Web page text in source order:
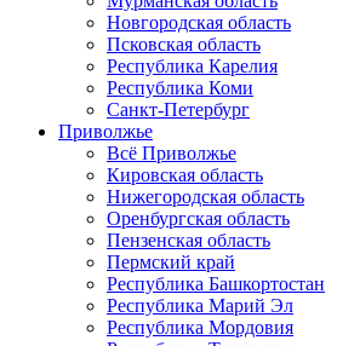
Новгородская область
Псковская область
Республика Карелия
Республика Коми
Санкт-Петербург
Приволжье
Всё Приволжье
Кировская область
Нижегородская область
Оренбургская область
Пензенская область
Пермский край
Республика Башкортостан
Республика Марий Эл
Республика Мордовия